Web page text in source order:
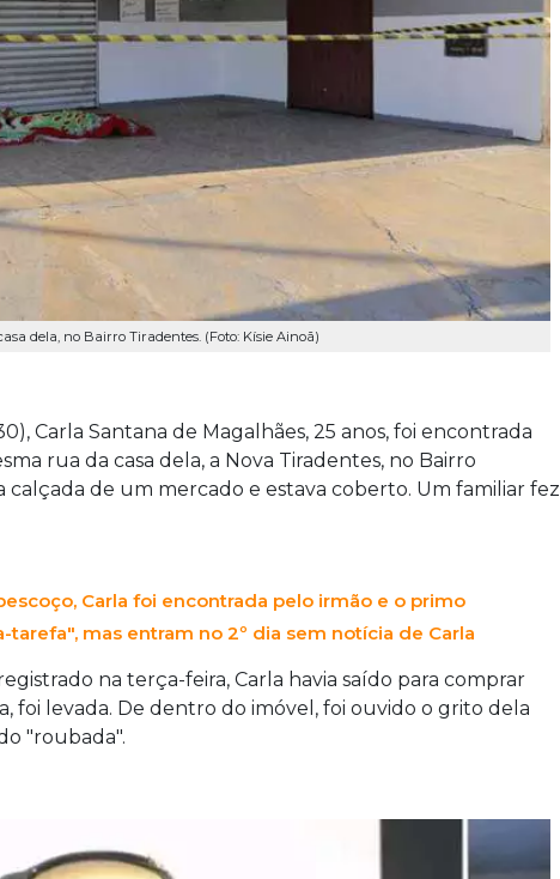
dela, no Bairro Tiradentes. (Foto: Kísie Ainoã)
Carla Santana de Magalhães, 25 anos, foi encontrada
rua da casa dela, a Nova Tiradentes, no Bairro
calçada de um mercado e estava coberto. Um familiar fez
Carla foi encontrada pelo irmão e o primo
mas entram no 2º dia sem notícia de Carla
na terça-feira, Carla havia saído para comprar
foi levada. De dentro do imóvel, foi ouvido o grito dela
"roubada".